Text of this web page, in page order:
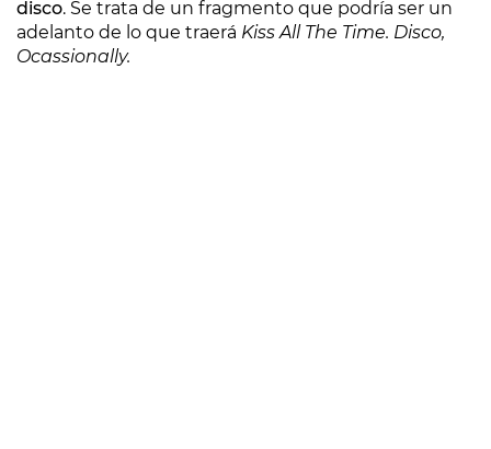
disco. Se trata de un fragmento que podría ser un
adelanto de lo que traerá Kiss All The Time. Disco,
Ocassionally.